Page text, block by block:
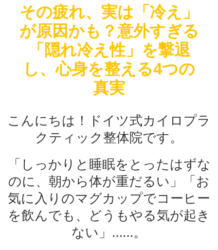
その疲れ、実は「冷え」
が原因かも？意外すぎる
「隠れ冷え性」を撃退
し、心身を整える4つの
真実
こんにちは！ドイツ式カイロプラ
クティック整体院です。
「しっかりと睡眠をとったはずな
のに、朝から体が重だるい」「お
気に入りのマグカップでコーヒー
を飲んでも、どうもやる気が起き
ない」……。